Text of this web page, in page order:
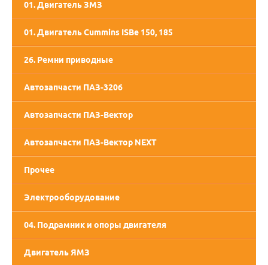
02. Двигатель ММЗ
01. Двигатель ЗМЗ
01. Двигатель Cummins ISBe 150, 185
26. Ремни приводные
Автозапчасти ПАЗ-3206
Автозапчасти ПАЗ-Вектор
Автозапчасти ПАЗ-Вектор NEXT
Прочее
Электрооборудование
04. Подрамник и опоры двигателя
Двигатель ЯМЗ